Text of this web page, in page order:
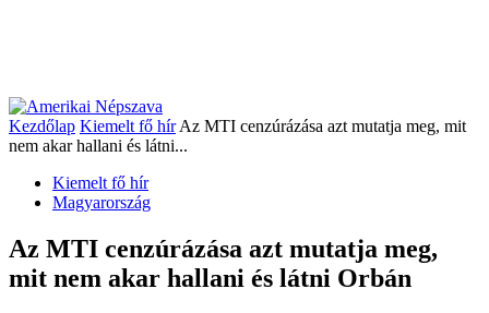
Kezdőlap Kiemelt fő hír Az MTI cenzúrázása azt mutatja meg, mit
nem akar hallani és látni...
Kiemelt fő hír
Magyarország
Az MTI cenzúrázása azt mutatja meg,
mit nem akar hallani és látni Orbán